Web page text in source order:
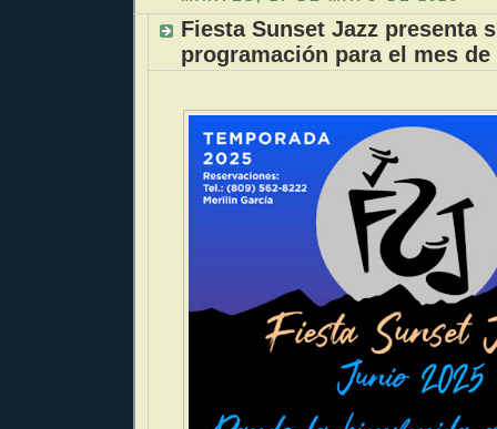
Fiesta Sunset Jazz presenta
programación para el mes